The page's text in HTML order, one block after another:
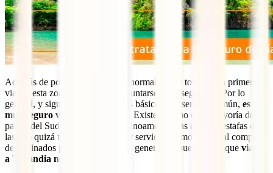
Además de por la salud, es muy normal, sobre todo en un primer
viaje a esta zona del mundo preguntarse cuán seguro es. Por lo
general, y siguiendo unas normas básicas y el sentido común, es
muy seguro viajar a Tailandia
. Existen, como en la mayoría de
países del Sudeste Asiático o Latinoamérica, las clásicas estafas en
las que quizá te cobrarán más por servicios como taxis o al comprar
determinados productos, pero, en general, se puede decir que viajar
a Tailandia no es peligroso